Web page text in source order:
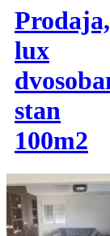
Prodaja,
lux
stan
100m2